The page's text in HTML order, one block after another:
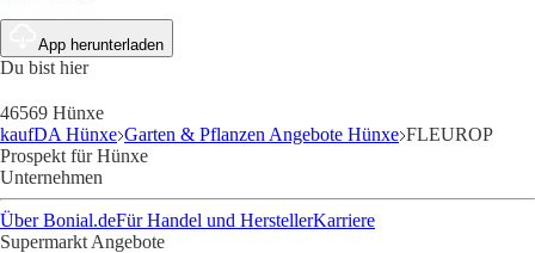
App herunterladen
Du bist hier
46569 Hünxe
kaufDA Hünxe Garten & Pflanzen Angebote Hünxe FLEUROP
Prospekt für Hünxe
Unternehmen
Über Bonial.deFür Handel und HerstellerKarriere
Supermarkt Angebote